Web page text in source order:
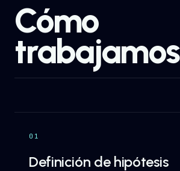
Cómo
trabajamos
01
Definición de hipótesis